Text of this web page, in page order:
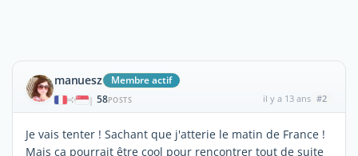
manuesz Membre actif
| 58POSTS il y a 13 ans #2
Je vais tenter ! Sachant que j'atterie le matin de France !
Mais ça pourrait être cool pour rencontrer tout de suite